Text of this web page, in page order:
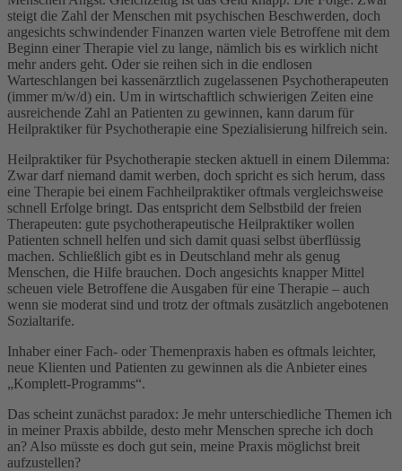
steigt die Zahl der Menschen mit psychischen Beschwerden, doch
angesichts schwindender Finanzen warten viele Betroffene mit dem
Beginn einer Therapie viel zu lange, nämlich bis es wirklich nicht
mehr anders geht. Oder sie reihen sich in die endlosen
Warteschlangen bei kassenärztlich zugelassenen Psychotherapeuten
(immer m/w/d) ein. Um in wirtschaftlich schwierigen Zeiten eine
ausreichende Zahl an Patienten zu gewinnen, kann darum für
Heilpraktiker für Psychotherapie eine Spezialisierung hilfreich sein.
Heilpraktiker für Psychotherapie stecken aktuell in einem Dilemma:
Zwar darf niemand damit werben, doch spricht es sich herum, dass
eine Therapie bei einem Fachheilpraktiker oftmals vergleichsweise
schnell Erfolge bringt. Das entspricht dem Selbstbild der freien
Therapeuten: gute psychotherapeutische Heilpraktiker wollen
Patienten schnell helfen und sich damit quasi selbst überflüssig
machen. Schließlich gibt es in Deutschland mehr als genug
Menschen, die Hilfe brauchen. Doch angesichts knapper Mittel
scheuen viele Betroffene die Ausgaben für eine Therapie – auch
wenn sie moderat sind und trotz der oftmals zusätzlich angebotenen
Sozialtarife.
Inhaber einer Fach- oder Themenpraxis haben es oftmals leichter,
neue Klienten und Patienten zu gewinnen als die Anbieter eines
„Komplett-Programms“.
Das scheint zunächst paradox: Je mehr unterschiedliche Themen ich
in meiner Praxis abbilde, desto mehr Menschen spreche ich doch
an? Also müsste es doch gut sein, meine Praxis möglichst breit
aufzustellen?